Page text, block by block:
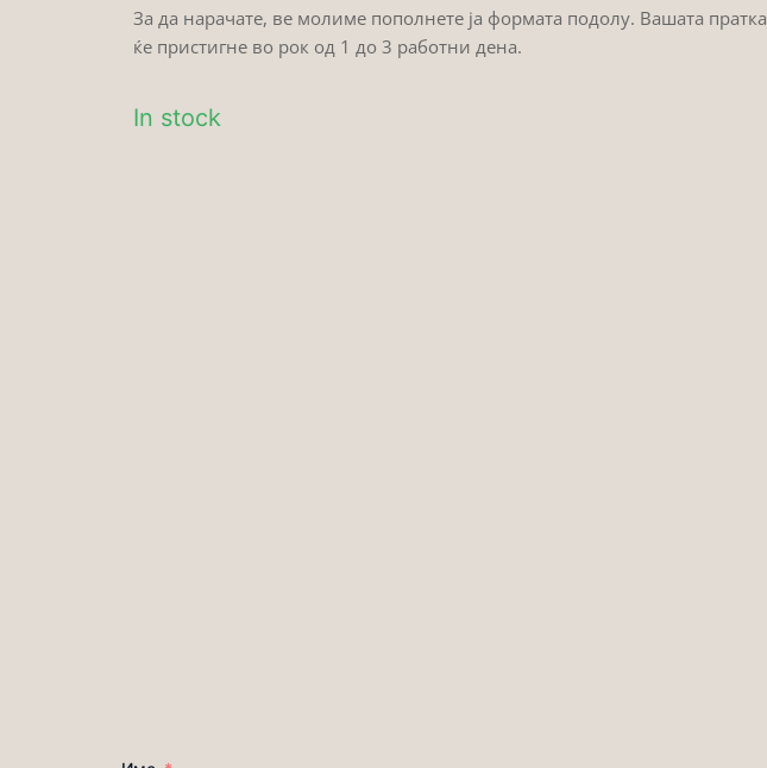
За да нарачате, ве молиме пополнете ја формата подолу. Вашата пратка
ќе пристигне во рок од 1 до 3 работни дена.
In stock